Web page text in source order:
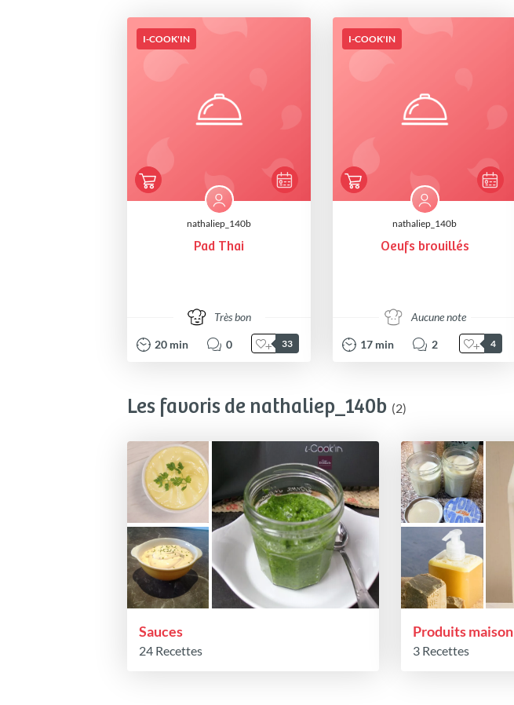
I-COOK'IN
nathaliep_140b
Pad Thai
Très bon
20 min 0 33
I-COOK'IN
nathaliep_140b
Oeufs brouillés
Aucune note
17 min 2 4
Les favoris de nathaliep_140b (2)
Sauces
24 Recettes
Produits maison
3 Recettes